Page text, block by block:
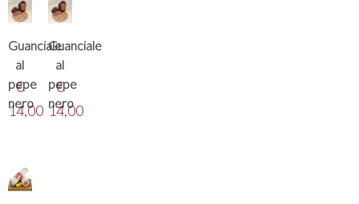
Guanciale
al
pepe
nero
€
14,00
Guanciale
al
pepe
nero
€
14,00